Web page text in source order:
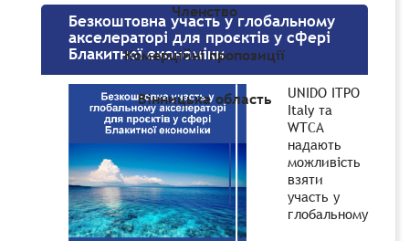
Членство
Комерційні пропозиції
Вінницька область
Безкоштовна участь у глобальному
акселераторі для проєктів у сфері
Блакитної економіки
UNIDO ITPO
Italy та
WTCA
надають
можливість
взяти
участь у
глобальному